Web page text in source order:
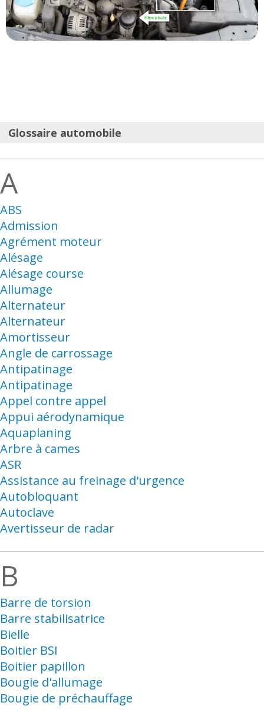
Glossaire automobile
A
ABS
Admission
Agrément moteur
Alésage
Alésage course
Allumage
Alternateur
Alternateur
Amortisseur
Angle de carrossage
Antipatinage
Antipatinage
Appel contre appel
Appui aérodynamique
Aquaplaning
Arbre à cames
ASR
Assistance au freinage d'urgence
Autobloquant
Autoclave
Avertisseur de radar
B
Barre de torsion
Barre stabilisatrice
Bielle
Boitier BSI
Boitier papillon
Bougie d'allumage
Bougie de préchauffage